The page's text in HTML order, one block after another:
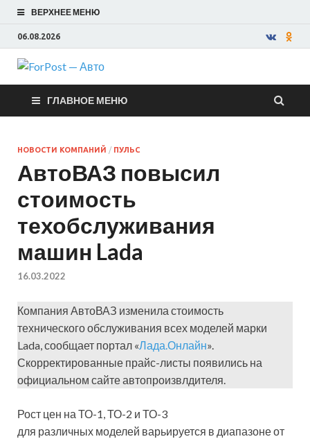
ВЕРХНЕЕ МЕНЮ
06.08.2026
ForPost —
Авто
ГЛАВНОЕ МЕНЮ
НОВОСТИ КОМПАНИЙ / ПУЛЬС
АвтоВАЗ повысил
стоимость
техобслуживания
машин Lada
16.03.2022
Компания АвтоВАЗ изменила стоимость
технического обслуживания всех моделей марки
Lada, сообщает портал «Лада.Онлайн».
Скорректированные прайс-листы появились на
официальном сайте автопроизвлдителя.
Рост цен на ТО-1, ТО-2 и ТО-3
для различных моделей варьируется в диапазоне от